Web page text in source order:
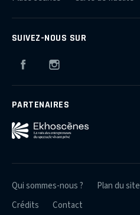
SUIVEZ-NOUS SUR
Facebook
PARTENAIRES
Qui sommes-nous ? Plan du site
Crédits
Contact